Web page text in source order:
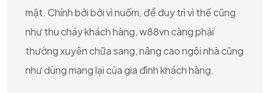
mật. Chính bởi bởi vì nuốm, để duy trì vì thế cũng
như thu cháy khách hàng, w88vn càng phải
thường xuyên chữa sang, nâng cao ngôi nhà cũng
như dùng mang lại của gia đình khách hàng.